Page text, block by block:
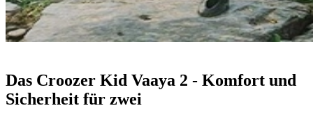
Das Croozer Kid Vaaya 2 - Komfort und
Sicherheit für zwei